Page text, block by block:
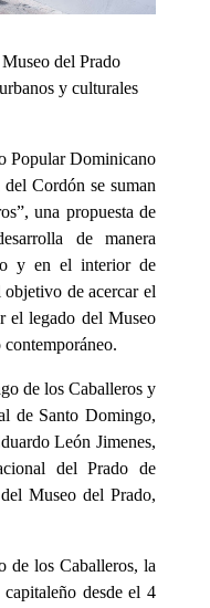
del Prado
y culturales
Popular Dominicano
Cordón se suman
una propuesta de
de manera
y en el interior de
de acercar el
el legado del Museo
de los Caballeros y
de Santo Domingo,
León Jimenes,
del Prado de
Museo del Prado,
de los Caballeros, la
desde el 4